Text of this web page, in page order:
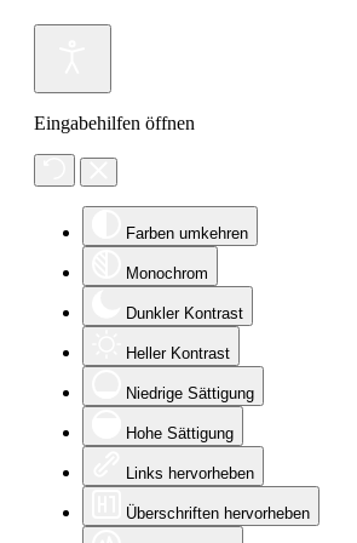
Eingabehilfen öffnen
Farben umkehren
Monochrom
Dunkler Kontrast
Heller Kontrast
Niedrige Sättigung
Hohe Sättigung
Links hervorheben
Überschriften hervorheben